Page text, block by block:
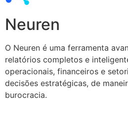
Neuren
O Neuren é uma ferramenta
relatórios completos e
operacionais, financeiros e
decisões estratégicas, de
burocracia.